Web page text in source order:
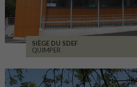
SIÈGE DU SDEF
QUIMPER